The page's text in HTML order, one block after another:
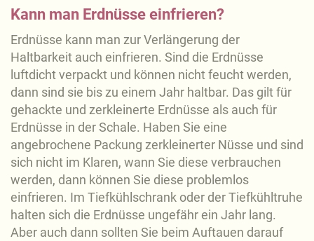
Kann man Erdnüsse einfrieren?
Erdnüsse kann man zur Verlängerung der
Haltbarkeit auch einfrieren. Sind die Erdnüsse
luftdicht verpackt und können nicht feucht werden,
dann sind sie bis zu einem Jahr haltbar. Das gilt für
gehackte und zerkleinerte Erdnüsse als auch für
Erdnüsse in der Schale. Haben Sie eine
angebrochene Packung zerkleinerter Nüsse und sind
sich nicht im Klaren, wann Sie diese verbrauchen
werden, dann können Sie diese problemlos
einfrieren. Im Tiefkühlschrank oder der Tiefkühltruhe
halten sich die Erdnüsse ungefähr ein Jahr lang.
Aber auch dann sollten Sie beim Auftauen darauf